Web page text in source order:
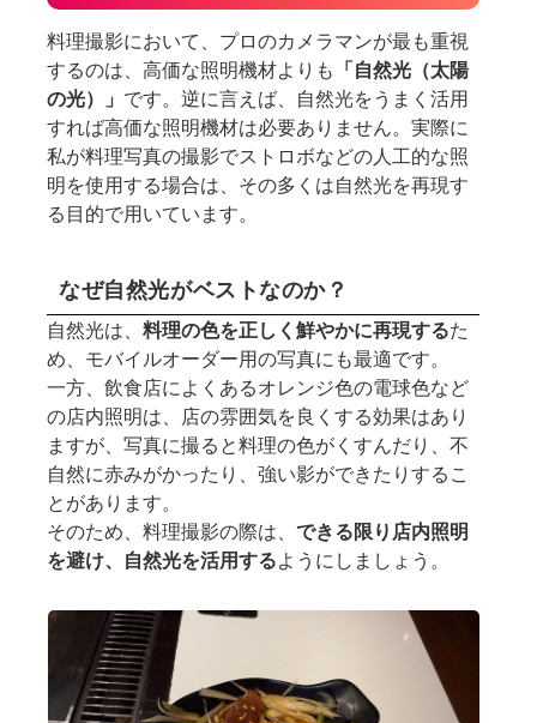
料理撮影において、プロのカメラマンが最も重視
するのは、高価な照明機材よりも 「自然光（太陽
の光）」 です。逆に言えば、自然光をうまく活用
すれば高価な照明機材は必要ありません。実際に
私が料理写真の撮影でストロボなどの人工的な照
明を使用する場合は、その多くは自然光を再現す
る目的で用いています。
なぜ自然光がベストなのか？
自然光は、料理の色を正しく鮮やかに再現するた
め、モバイルオーダー用の写真にも最適です。
一方、飲食店によくあるオレンジ色の電球色など
の店内照明は、店の雰囲気を良くする効果はあり
ますが、写真に撮ると料理の色がくすんだり、不
自然に赤みがかったり、強い影ができたりするこ
とがあります。
そのため、料理撮影の際は、できる限り店内照明
を避け、自然光を活用するようにしましょう。